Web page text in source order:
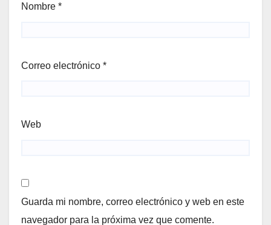
Nombre *
Correo electrónico *
Web
Guarda mi nombre, correo electrónico y web en este
navegador para la próxima vez que comente.